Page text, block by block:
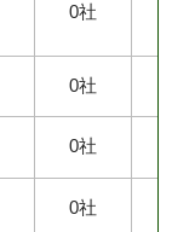
0社
0社
0社
0社